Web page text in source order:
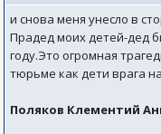
и снова меня унесло в
Прадед моих детей-дед
году.Это огромная
тюрьме как дети врага
Поляков Клементий